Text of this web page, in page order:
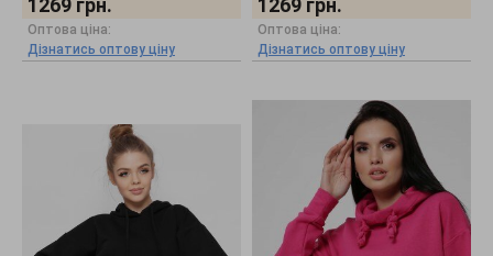
1269 грн.
Оптова ціна:
Дізнатись оптову ціну
1269 грн.
Оптова ціна:
Дізнатись оптову ціну